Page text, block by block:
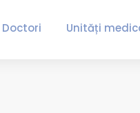
Doctori Unități